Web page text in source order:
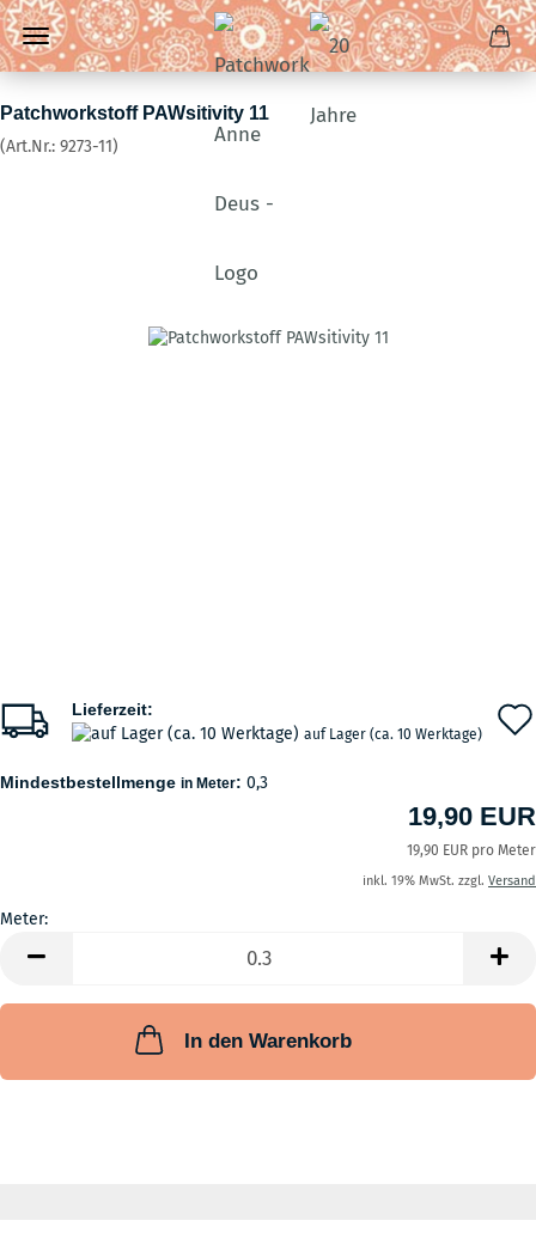
Patchworkstoff PAWsitivity 11
(Art.Nr.: 9273-11)
Lieferzeit:
auf Lager (ca. 10 Werktage)
Mindestbestellmenge in Meter: 0,3
19,90 EUR
19,90 EUR pro Meter
inkl. 19% MwSt. zzgl. Versand
Meter:
In den Warenkorb